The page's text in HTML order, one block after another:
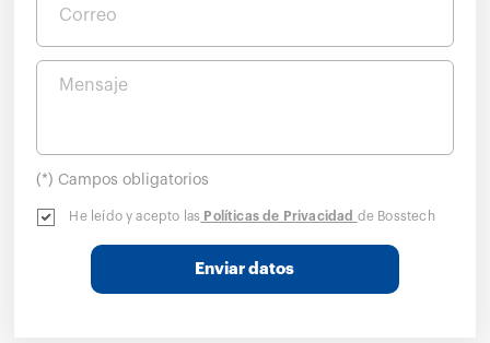
Correo
Mensaje
(*) Campos obligatorios
He leído y acepto las Políticas de Privacidad de Bosstech
Enviar datos